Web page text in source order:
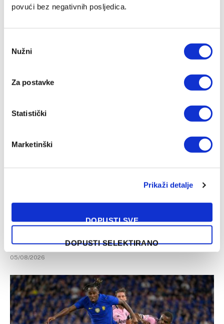
povući bez negativnih posljedica.
Selection
Nužni
Za postavke
Statistički
Marketinški
Prikaži detalje
DOPUSTI SVE
DOPUSTI SELEKTIRANO
Nova tri potpisa na Grbavici
FK Željezničar se pohvalio brojem aktivnih članova
05/08/2026